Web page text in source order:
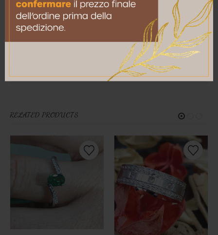
Salva il mio nome, email e sito web in questo
browser per la prossima volta che commento.
RELATED PRODUCTS